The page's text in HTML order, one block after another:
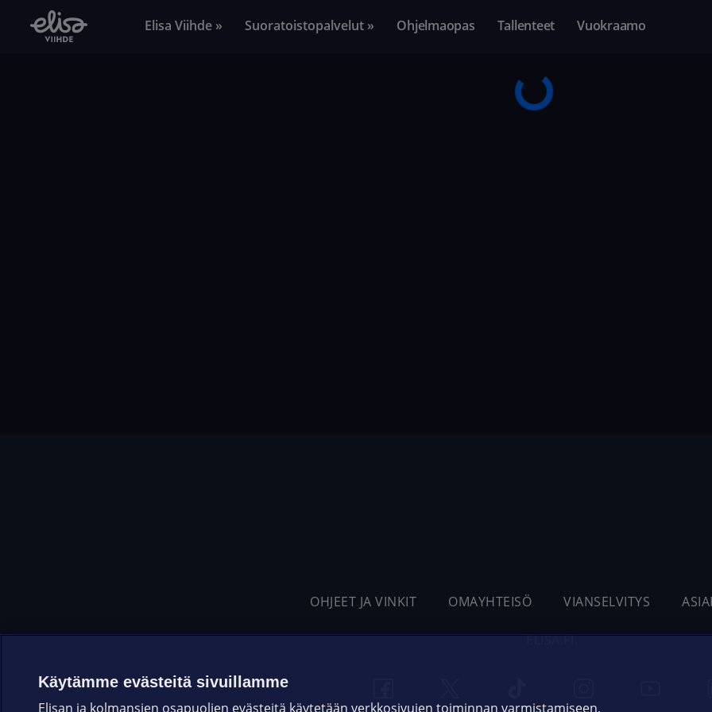
Elisa Viihde » Suoratoistopalvelut » Ohjelmaopas Tallenteet Vuokraamo
OHJEET JA VINKIT OMAYHTEISÖ VIANSELVITYS
ELISA.FI
Käytämme evästeitä sivuillamme
Elisan ja kolmansien osapuolien evästeitä käytetään verkkosivujen toiminnan varmistamiseen,